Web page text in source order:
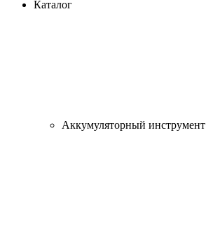
Каталог
Аккумуляторный инструмент